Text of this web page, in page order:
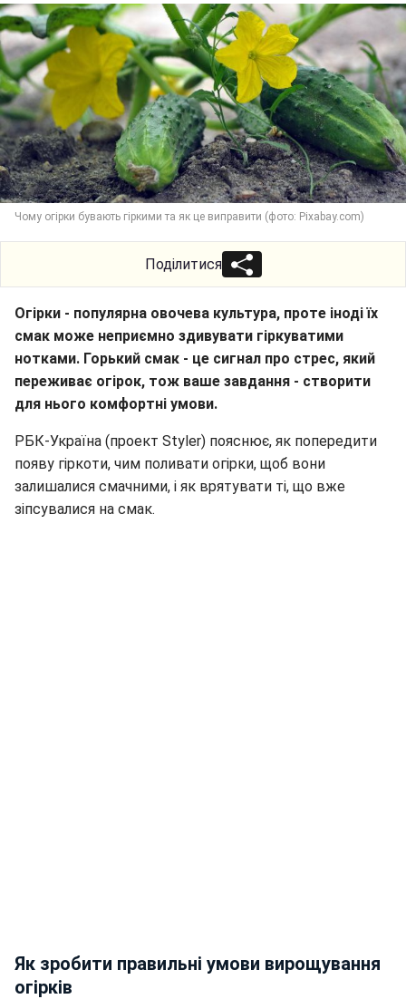
Чому огірки бувають гіркими та як це виправити (фото: Pixabay.com)
Поділитися
Огірки - популярна овочева культура, проте іноді їх
смак може неприємно здивувати гіркуватими
нотками. Горький смак - це сигнал про стрес, який
переживає огірок, тож ваше завдання - створити
для нього комфортні умови.
РБК-Україна (проект Styler) пояснює, як попередити
появу гіркоти, чим поливати огірки, щоб вони
залишалися смачними, і як врятувати ті, що вже
зіпсувалися на смак.
Як зробити правильні умови вирощування
огірків